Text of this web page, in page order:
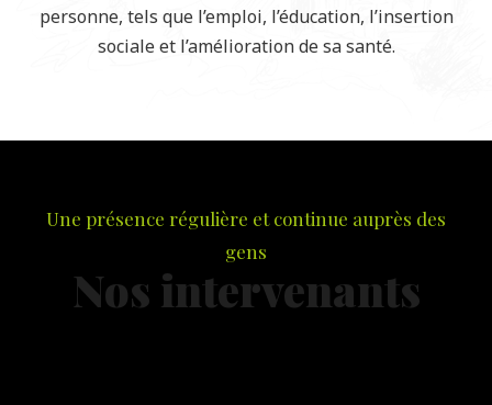
personne, tels que l’emploi, l’éducation, l’insertion
sociale et l’amélioration de sa santé.
Une présence régulière et continue auprès des
gens
Nos intervenants